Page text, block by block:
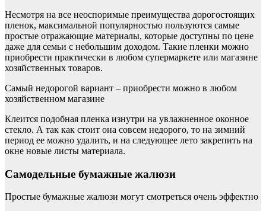
Несмотря на все неоспоримые преимущества дорогостоящих
пленок, максимальной популярностью пользуются самые
простые отражающие материалы, которые доступны по цене
даже для семьи с небольшим доходом. Такие пленки можно
приобрести практически в любом супермаркете или магазине
хозяйственных товаров.
Самый недорогой вариант – приобрести можно в любом
хозяйственном магазине
Клеится подобная пленка изнутри на увлажненное оконное
стекло. А так как стоит она совсем недорого, то на зимний
период ее можно удалить, и на следующее лето закрепить на
окне новые листы материала.
Самодельные бумажные жалюзи
Простые бумажные жалюзи могут смотреться очень эффектно